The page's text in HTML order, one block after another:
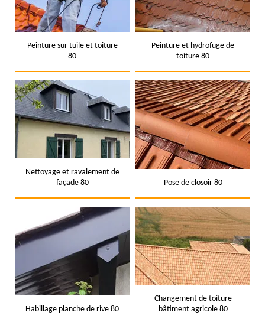
Peinture sur tuile et toiture
80
Peinture et hydrofuge de
toiture 80
Nettoyage et ravalement de
façade 80
Pose de closoir 80
Habillage planche de rive 80
Changement de toiture
bâtiment agricole 80